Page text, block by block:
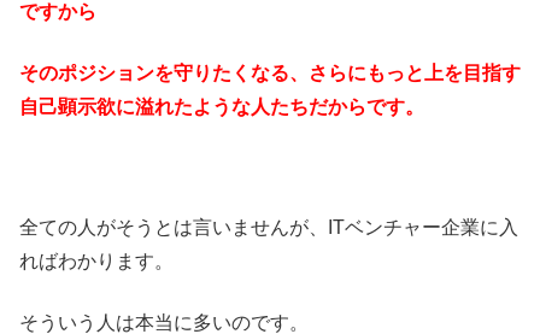
ですから
そのポジションを守りたくなる、さらにもっと上を目指す
自己顕示欲に溢れたような人たちだからです。
全ての人がそうとは言いませんが、ITベンチャー企業に入
ればわかります。
そういう人は本当に多いのです。